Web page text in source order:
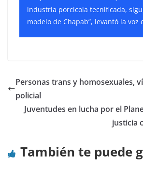
industria porcícola tecnificada,
modelo de Chapab”, levantó la voz
Personas trans y homosexuales,
policial
Juventudes en lucha por el
justicia
También te puede